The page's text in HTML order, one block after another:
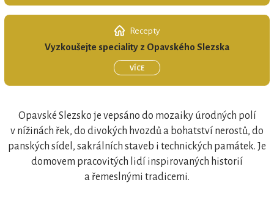
REGIONÁLNÍ ZNAČKA
Recepty
Vyzkoušejte speciality z Opavského Slezska
VÍCE
Opavské Slezsko je vepsáno do mozaiky úrodných polí
v nížinách řek, do divokých hvozdů a bohatství nerostů, do
panských sídel, sakrálních staveb i technických památek. Je
domovem pracovitých lidí inspirovaných historií
a řemeslnými tradicemi.